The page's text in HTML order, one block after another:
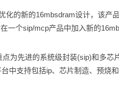
化的新的16mbsdram设计，该产
一个sip/mcp产品中加入新的
为先进的系统级封装(sip)和多芯
中支持包括ip、芯片制造、预烧